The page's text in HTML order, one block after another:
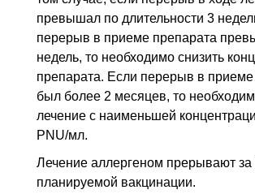
превышал по длительности 3
перерыв в приеме препарата
недель, то необходимо снизить
препарата. Если перерыв в приеме
был более 2 месяцев, то
лечение с наименьшей
PNU/мл.
Лечение аллергеном прерывают за
планируемой вакцинации.